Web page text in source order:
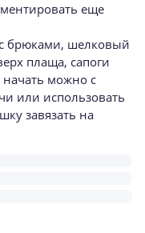
еще
брюками, шелковый
плаща, сапоги
начать можно с
или использовать
завязать на